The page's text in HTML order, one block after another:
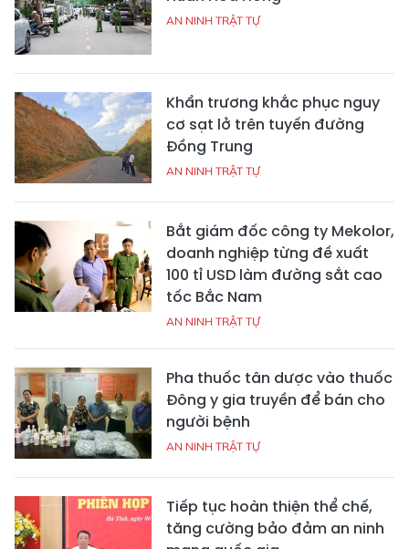
AN NINH TRẬT TỰ
Khẩn trương khắc phục nguy
cơ sạt lở trên tuyến đường
Đồng Trung
AN NINH TRẬT TỰ
Bắt giám đốc công ty Mekolor,
doanh nghiệp từng đề xuất
100 tỉ USD làm đường sắt cao
tốc Bắc Nam
AN NINH TRẬT TỰ
Pha thuốc tân dược vào thuốc
Đông y gia truyền để bán cho
người bệnh
AN NINH TRẬT TỰ
Tiếp tục hoàn thiện thể chế,
tăng cường bảo đảm an ninh